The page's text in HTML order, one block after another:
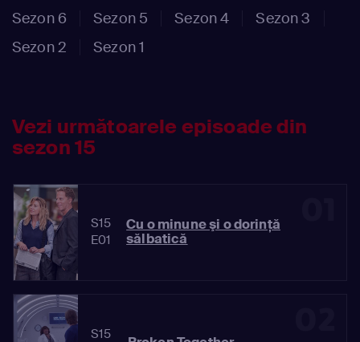
Sezon 6
Sezon 5 Sezon 4
Sezon 3
Sezon 2
Sezon 1
Vezi următoarele episoade din
sezon 15
S15
E01
Cu o minune şi o dorinţă
sălbatică
S15